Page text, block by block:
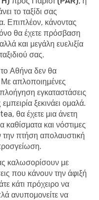
το ταξίδι σας
Επιπλέον, κάνοντας
θα έχετε πρόσβαση
και μεγάλη ευελιξία
σας.
Αθήνα δεν θα
Με απλοποιημένες
εγκαταστάσεις
ξεκινάει ομαλά.
θα έχετε μια άνετη
και νόστιμες
πτήση απολαυστική
καλωσορίσουν με
που κάνουν την άφιξή
κάτι πρόχειρο να
ανυπομονείτε να